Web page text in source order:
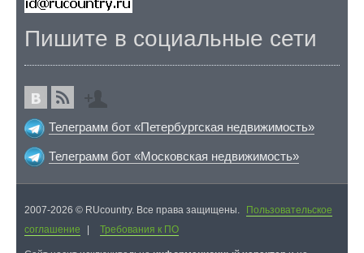
Пишите в социальные сети
Телеграмм бот «Петербургская недвижимость»
Телеграмм бот «Московская недвижимость»
2007-2026 © RUcountry. Все права защищены.
Пользовательское
соглашение
Требования к ПО